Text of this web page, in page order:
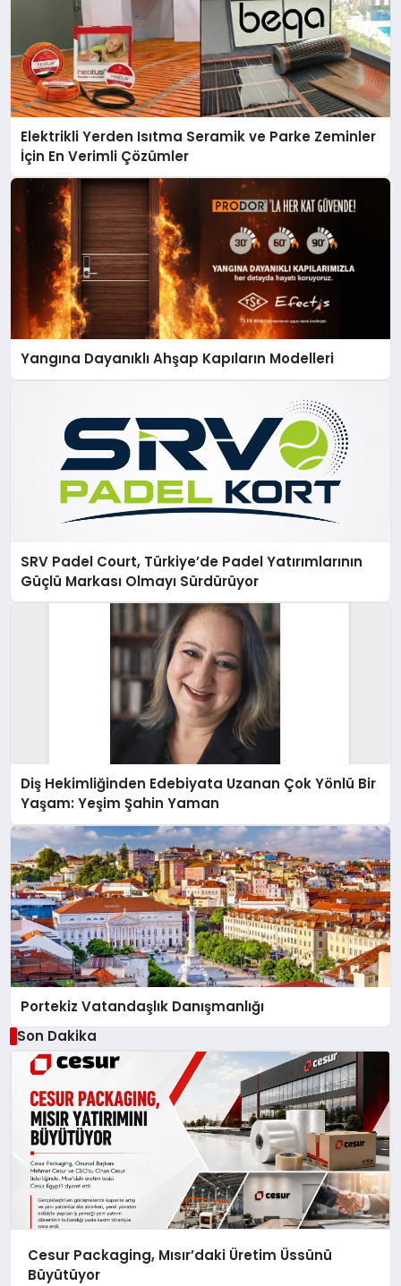
Elektrikli Yerden Isıtma Seramik ve Parke Zeminler
İçin En Verimli Çözümler
Yangına Dayanıklı Ahşap Kapıların Modelleri
SRV Padel Court, Türkiye’de Padel Yatırımlarının
Güçlü Markası Olmayı Sürdürüyor
Diş Hekimliğinden Edebiyata Uzanan Çok Yönlü Bir
Yaşam: Yeşim Şahin Yaman
Portekiz Vatandaşlık Danışmanlığı
Son Dakika
Cesur Packaging, Mısır’daki Üretim Üssünü
Büyütüyor